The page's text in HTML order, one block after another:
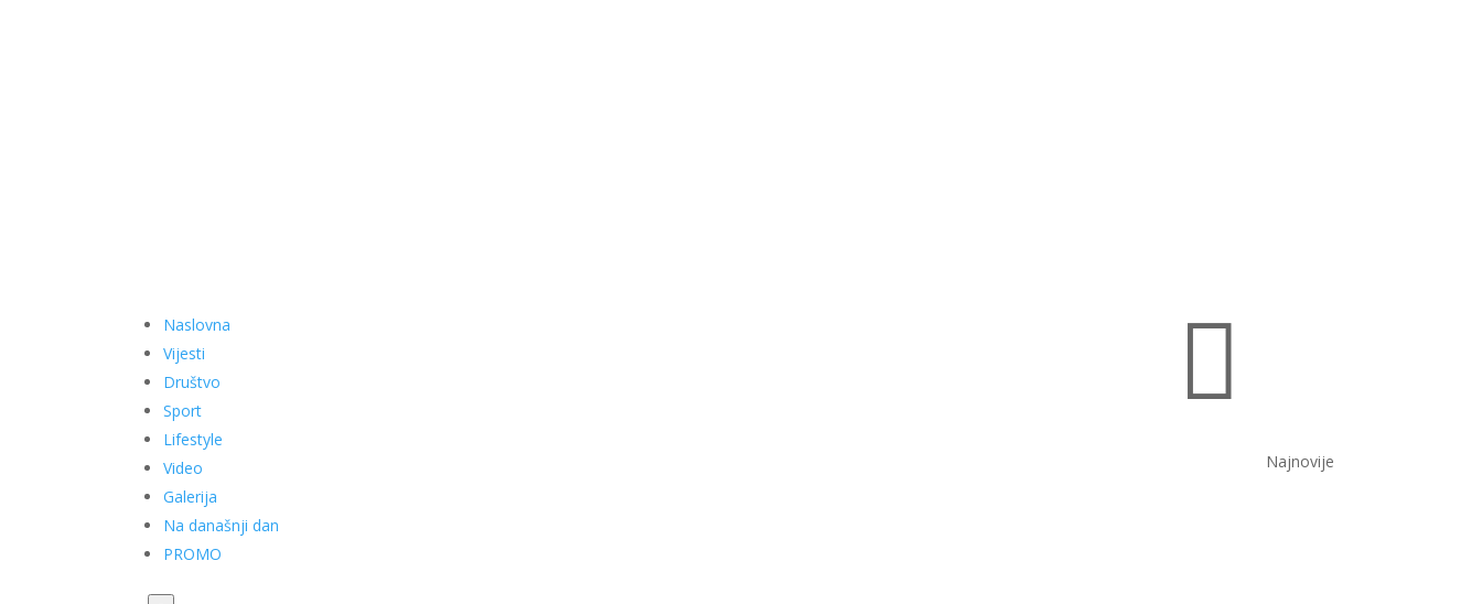
Naslovna
Vijesti
Društvo
Sport
Lifestyle
Video
Galerija
Na današnji dan
PROMO

Najnovije